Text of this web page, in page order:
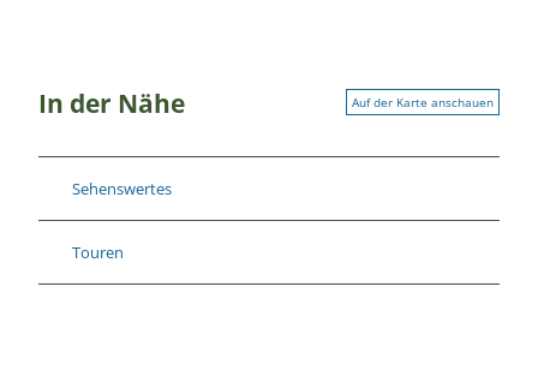
In der Nähe Auf der Karte anschauen
Sehenswertes
Touren